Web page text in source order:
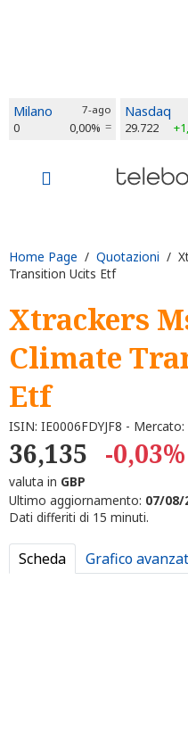
Milano 7-ago
0 0,00%
Nasdaq
29.722
Home Page / Quotazioni /
Transition Ucits Etf
Xtrackers
Climate
Etf
ISIN: IE0006FDYJF8 -
36,135 -0,03%
valuta in GBP
Ultimo aggiornamento: 07/08/
Dati differiti di 15 minuti.
Scheda Grafico